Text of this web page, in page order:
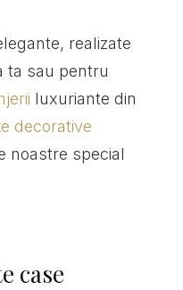
realizate
ta sau pentru
luxuriante din
decorative
noastre special
case